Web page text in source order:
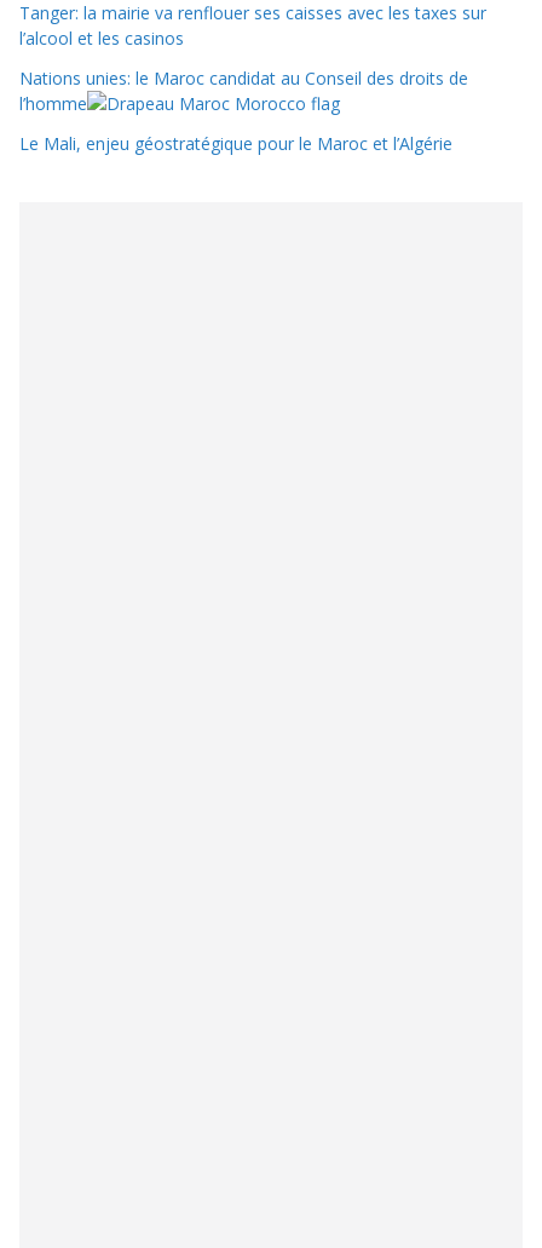
Tanger: la mairie va renflouer ses caisses avec les taxes sur
l’alcool et les casinos
Nations unies: le Maroc candidat au Conseil des droits de
l’homme
Le Mali, enjeu géostratégique pour le Maroc et l’Algérie